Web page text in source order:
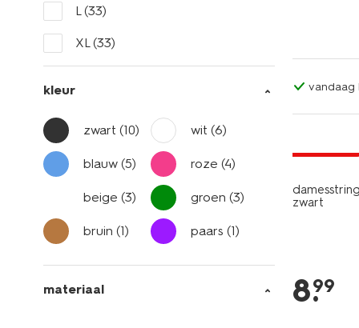
L(33)
XL(33)
kleur
zwart (10) wit(6)
blauw (5) roze(4)
beige (3) groen(3)
bruin (1) paars(1)
materiaal
vandaag
zwart
8.
99